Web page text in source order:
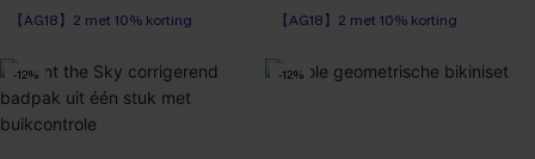
【AG18】2 met 10% korting
【AG18】2 met 10% korting
-12% -12%